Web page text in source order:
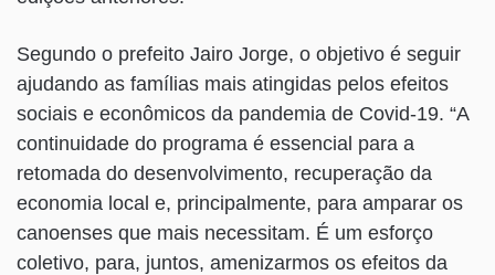
Segundo o prefeito Jairo Jorge, o objetivo é seguir
ajudando as famílias mais atingidas pelos efeitos
sociais e econômicos da pandemia de Covid-19. “A
continuidade do programa é essencial para a
retomada do desenvolvimento, recuperação da
economia local e, principalmente, para amparar os
canoenses que mais necessitam. É um esforço
coletivo, para, juntos, amenizarmos os efeitos da